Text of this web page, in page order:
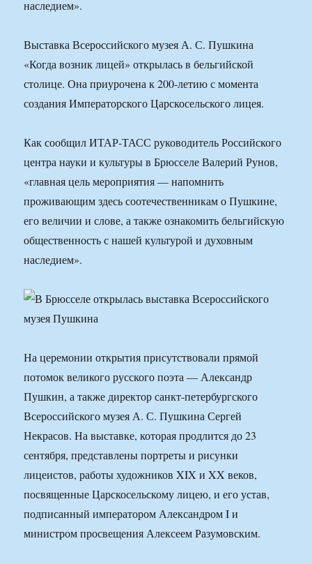
наследием».
Выставка Всероссийского музея А. С. Пушкина
«Когда возник лицей» открылась в бельгийской
столице. Она приурочена к 200-летию с момента
создания Императорского Царскосельского лицея.
Как сообщил ИТАР-ТАСС руководитель Российского
центра науки и культуры в Брюсселе Валерий Рунов,
«главная цель мероприятия — напомнить
проживающим здесь соотечественникам о Пушкине,
его величии и слове, а также ознакомить бельгийскую
общественность с нашей культурой и духовным
наследием».
На церемонии открытия присутствовали прямой
потомок великого русского поэта — Александр
Пушкин, а также директор санкт-петербургского
Всероссийского музея А. С. Пушкина Сергей
Некрасов. На выставке, которая продлится до 23
сентября, представлены портреты и рисунки
лицеистов, работы художников XIX и XX веков,
посвященные Царскосельскому лицею, и его устав,
подписанный императором Александром I и
министром просвещения Алексеем Разумовским.